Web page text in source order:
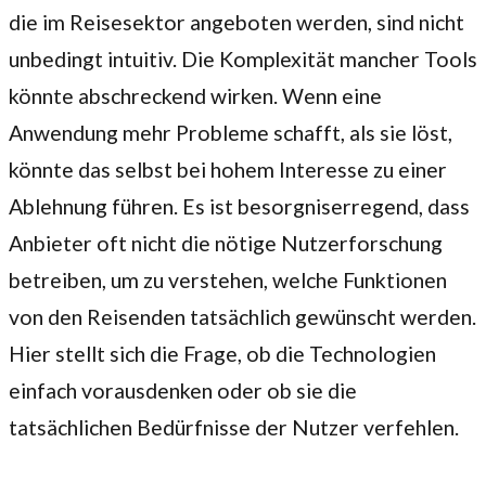
die im Reisesektor angeboten werden, sind nicht
unbedingt intuitiv. Die Komplexität mancher Tools
könnte abschreckend wirken. Wenn eine
Anwendung mehr Probleme schafft, als sie löst,
könnte das selbst bei hohem Interesse zu einer
Ablehnung führen. Es ist besorgniserregend, dass
Anbieter oft nicht die nötige Nutzerforschung
betreiben, um zu verstehen, welche Funktionen
von den Reisenden tatsächlich gewünscht werden.
Hier stellt sich die Frage, ob die Technologien
einfach vorausdenken oder ob sie die
tatsächlichen Bedürfnisse der Nutzer verfehlen.